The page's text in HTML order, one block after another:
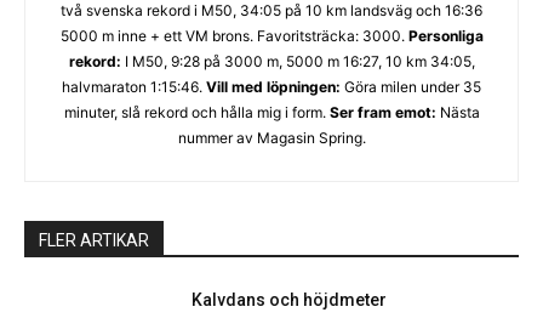
två svenska rekord i M50, 34:05 på 10 km landsväg och 16:36
5000 m inne + ett VM brons. Favoritsträcka: 3000. Personliga
rekord: I M50, 9:28 på 3000 m, 5000 m 16:27, 10 km 34:05,
halvmaraton 1:15:46. Vill med löpningen: Göra milen under 35
minuter, slå rekord och hålla mig i form. Ser fram emot: Nästa
nummer av Magasin Spring.
FLER ARTIKAR
Kalvdans och höjdmeter